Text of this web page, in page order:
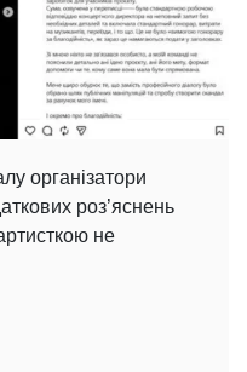
організатори
роз’яснень
не